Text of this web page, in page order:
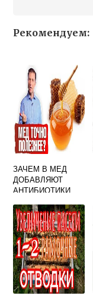
Рекомендуем:
ЗАЧЕМ В МЕД
ДОБАВЛЯЮТ
АНТИБИОТИКИ